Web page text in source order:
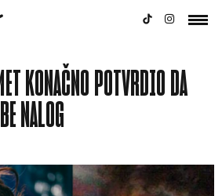
KONAČNO POTVRDIO DA
NALOG